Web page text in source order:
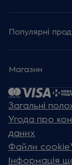
Популярні
Магазин
Загальні
Угода про
даних
Файли cookie
Інформація